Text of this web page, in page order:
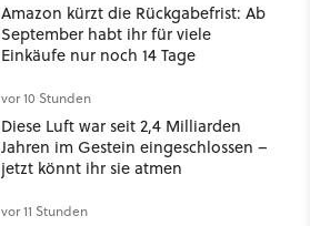
Amazon kürzt die Rückgabefrist: Ab
September habt ihr für viele
Einkäufe nur noch 14 Tage
vor 10 Stunden
Diese Luft war seit 2,4 Milliarden
Jahren im Gestein eingeschlossen –
jetzt könnt ihr sie atmen
vor 11 Stunden